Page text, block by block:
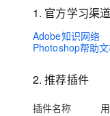
1. 官方学习渠道
Adobe知识网络
Photoshop帮助
2. 推荐插件
插件名称